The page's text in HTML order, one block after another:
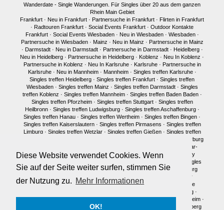
Diese Website verwendet Cookies. Wenn
Sie auf der Seite weiter surfen, stimmen Sie
der Nutzung zu. Mehr Informationen
OK!
Wanderdate - Single Wanderungen. Für Singles über 20 aus dem ganzen
Rhein Main Gebiet
Frankfurt · Neu in Frankfurt · Partnersuche in Frankfurt · Flirten in Frankfurt
· Radtouren Frankfurt · Social Events Frankfurt · Outdoor Kontakte
Frankfurt· Social Events Wiesbaden· Neu in Wiesbaden· Wiesbaden·
Partnersuche in Wiesbaden· Mainz · Neu in Mainz · Partnersuche in Mainz
· Darmstadt· Neu in Darmstadt· Partnersuche in Darmstadt· Heidelberg·
Neu in Heidelberg · Partnersuche in Heidelberg · Koblenz · Neu In Koblenz ·
Partnersuche in Koblenz · Neu In Karlsruhe· Karlsruhe· Partnersuche in
Karlsruhe· Neu in Mannheim· Mannheim· Singles treffen Karlsruhe·
Singles treffen Heidelberg · Singles treffen Frankfurt · Singles treffen
Wiesbaden· Singles treffen Mainz · Singles treffen Darmstadt· Singles
treffen Koblenz · Singles treffen Mannheim· Singles treffen Baden Baden·
Singles treffen Pforzheim· Singles treffen Stuttgart· Singles treffen
Heilbronn· Singles treffen Ludwigsburg· Singles treffen Aschaffenburg·
Singles treffen Hanau · Singles treffen Wertheim · Singles treffen Bingen ·
Singles treffen Kaiserslautern· Singles treffen Pirmasens · Singles treffen
Limburg· Singles treffen Wetzlar· Singles treffen Gießen· Singles treffen
Singles treffen Marburg
Singles treffen Idar-
Oberstein·Neu in München·Singles treffen München·
Single Party
Singles
treffen Berlin ·Single Party Berlin· Singles Berlin ·Singles Regensburg
Single Männer Frankfurt
Single Frauen Frankfurt
Single Männer
Darmstadt· Single Frauen Darmstadt·Single Männer Mainz
Single
Single Frauen Heidelberg ·
Single Frauen·Single Männer·Singles in Karlsruhe·Singles in Mannheim ·
Single Frauen Siegen Single Männer Heidelberg